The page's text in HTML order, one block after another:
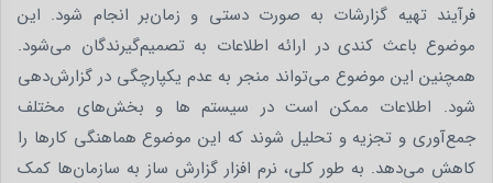
فرآیند تهیه گزارشات به صورت دستی و زمان‌بر انجام شود. این
موضوع باعث کندی در ارائه اطلاعات به تصمیم‌گیرندگان می‌شود.
همچنین این موضوع می‌تواند منجر به عدم یکپارچگی در گزارش‌دهی
شود. اطلاعات ممکن است در سیستم‌ ها و بخش‌های مختلف
جمع‌آوری و تجزیه و تحلیل شوند که این موضوع هماهنگی کارها را
کاهش می‌دهد. به طور کلی، نرم‌ افزار گزارش‌ ساز به سازمان‌ها کمک